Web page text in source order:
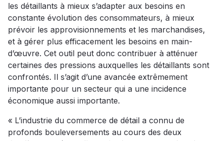
les détaillants à mieux s’adapter aux besoins en
constante évolution des consommateurs, à mieux
prévoir les approvisionnements et les marchandises,
et à gérer plus efficacement les besoins en main-
d’œuvre. Cet outil peut donc contribuer à atténuer
certaines des pressions auxquelles les détaillants sont
confrontés. Il s’agit d’une avancée extrêmement
importante pour un secteur qui a une incidence
économique aussi importante.
« L’industrie du commerce de détail a connu de
profonds bouleversements au cours des deux